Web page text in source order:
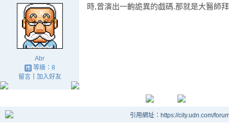
Abr
等級：8
留言｜ 加入好友
時,曾演出一齣詭異的戯碼.那就是大醫師
引用網址：https://city.udn.com/